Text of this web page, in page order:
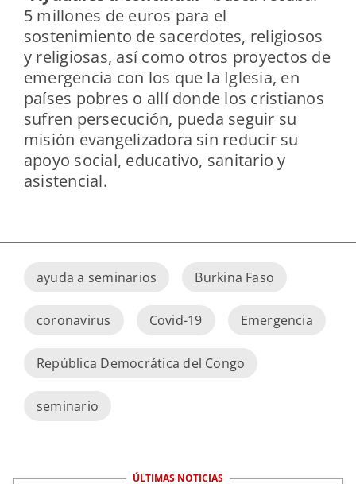
5 millones de euros para el
sostenimiento de sacerdotes, religiosos
y religiosas, así como otros proyectos de
emergencia con los que la Iglesia, en
países pobres o allí donde los cristianos
sufren persecución, pueda seguir su
misión evangelizadora sin reducir su
apoyo social, educativo, sanitario y
asistencial.
ayuda a seminarios Burkina Faso
coronavirus Covid-19 Emergencia
República Democrática del Congo
seminario
ÚLTIMAS NOTICIAS